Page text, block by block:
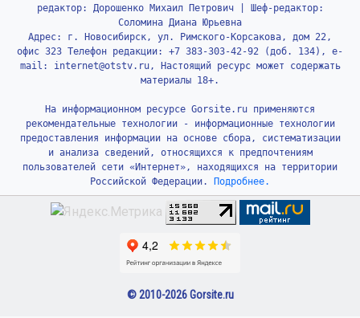
редактор: Дорошенко Михаил Петрович | Шеф-редактор:
Соломина Диана Юрьевна
Адрес: г. Новосибирск, ул. Римского-Корсакова, дом 22,
офис 323 Телефон редакции: +7 383-303-42-92 (доб. 134), e-
mail: internet@otstv.ru, Настоящий ресурс может содержать
материалы 18+.
На информационном ресурсе Gorsite.ru применяются
рекомендательные технологии - информационные технологии
предоставления информации на основе сбора, систематизации
и анализа сведений, относящихся к предпочтениям
пользователей сети «Интернет», находящихся на территории
Российской Федерации.
Подробнее.
© 2010-2026 Gorsite.ru